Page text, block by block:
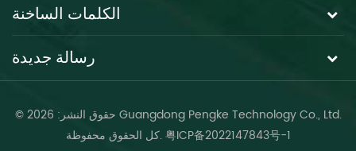
الكلمات الساخنة
رسالة جديدة
© حقوق النشر: 2026 Guangdong Pengke Technology Co., Ltd.
كل الحقوق محفوظة.粤ICP备2022147843号-1